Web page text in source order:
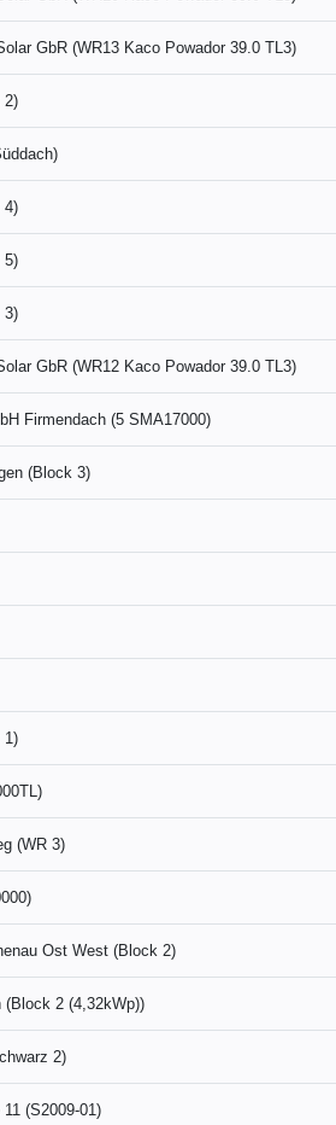
GbR (WR13 Kaco Powador 39.0 TL3)
2)
4)
5)
3)
GbR (WR12 Kaco Powador 39.0 TL3)
Firmendach (5 SMA17000)
(Block 3)
1)
(WR 3)
Ost West (Block 2)
2 (4,32kWp))
2)
(S2009-01)